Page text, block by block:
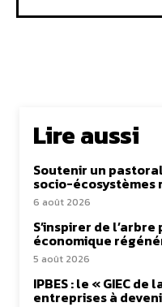
Lire aussi
Soutenir un
socio-écosystèmes
6 août 2026
S’inspirer de
économique
5 août 2026
IPBES : le « GIEC
entreprises à